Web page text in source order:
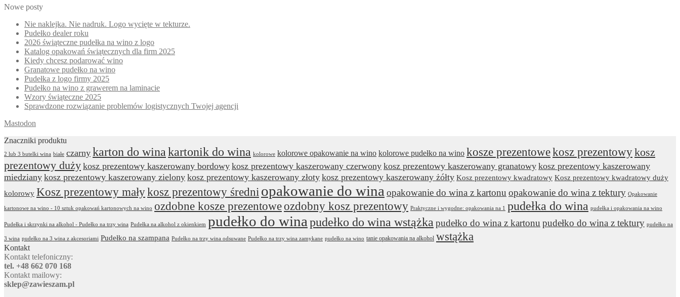
Nowe posty
Nie naklejka. Nie nadruk. Logo wycięte w tekturze.
Pudełko dealer roku
2026 świąteczne pudełka na wino z logo
Katalog opakowań świątecznych dla firm 2025
Kiedy chcesz podarować wino
Granatowe pudełko na wino
Pudełka z logo firmy 2025
Pudełko na wino z grawerem na laminacie
Wzory świąteczne 2025
Sprawdzone rozwiązanie problemów logistycznych Twojej agencji
Mastodon
Znaczniki produktu
2 lub 3 butelki wina białe czarny karton do wina kartonik do wina kolorowe kolorowe opakowanie na wino kolorowe pudełko na wino kosze prezentowekosz prezentowykosz
prezentowy duży kosz prezentowy kaszerowany bordowy kosz prezentowy kaszerowany czerwony kosz prezentowy kaszerowany granatowy kosz prezentowy kaszerowany
miedziany kosz prezentowy kaszerowany zielony kosz prezentowy kaszerowany złoty kosz prezentowy kaszerowany żółty Kosz prezentowy kwadratowy Kosz prezentowy kwadratowy duży
kolorowy Kosz prezentowy małykosz prezentowy średni opakowanie do wina opakowanie do wina z kartonu opakowanie do wina z tektury Opakowanie
kartonowe na wino - 10 sztuk opakowań kartonowych na wino ozdobne kosze prezentoweozdobny kosz prezentowy Praktyczne i wygodne: opakowania na 1 pudełka do wina pudełka i opakowania na wino
Pudełka i skrzynki na alkohol - Pudełko na trzy wina Pudełka na alkohol z okienkiem pudełko do wina pudełko do wina wstążka pudełko do wina z kartonu pudełko do wina z tektury pudełko na
3 wina pudełko na 3 wina z akcesoriami Pudełko na szampana Pudełko na trzy wina odsuwane Pudełko na trzy wina zamykane pudełko na wino tanie opakowania na alkohol wstążka
Kontakt
Kontakt telefoniczny:
tel. +48 662 070 168
Kontakt mailowy:
sklep@zawieszam.pl